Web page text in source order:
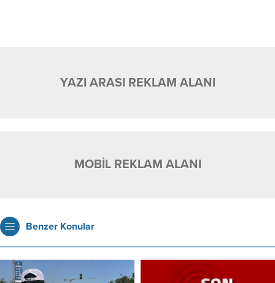
YAZI ARASI REKLAM ALANI
MOBİL REKLAM ALANI
Benzer Konular